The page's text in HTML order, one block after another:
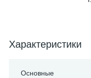
Характеристики
Основные